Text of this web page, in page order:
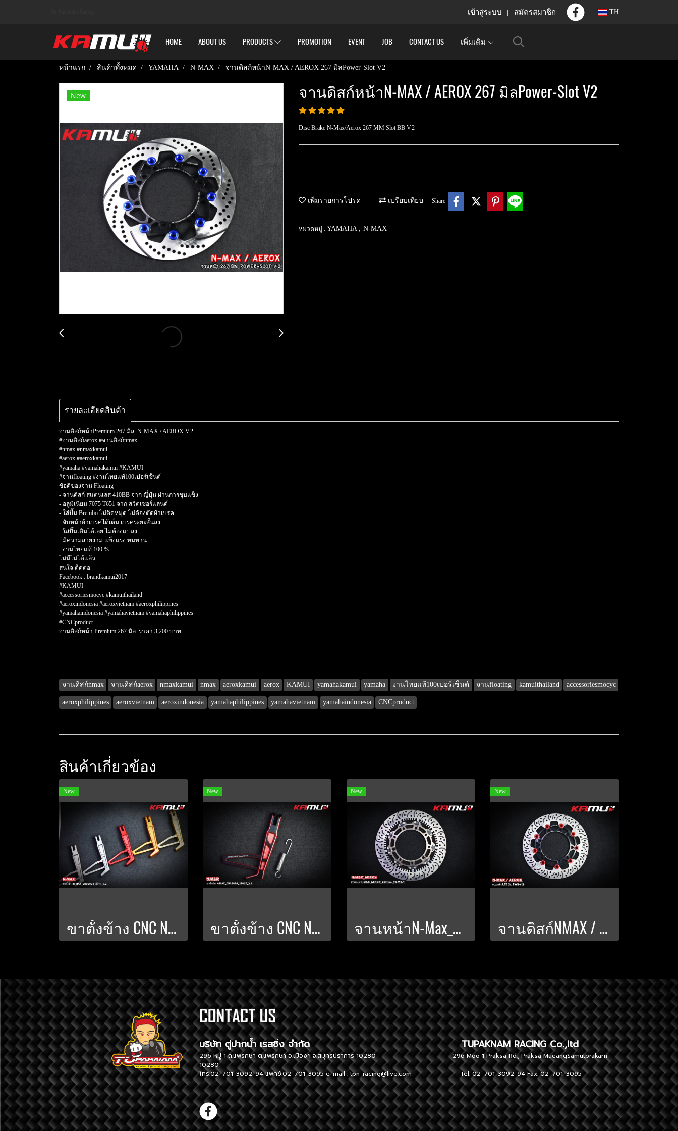
เข้าสู่ระบบ สมัครสมาชิก TH
HOME ABOUT US PRODUCTS PROMOTION EVENT JOB CONTACT US เพิ่มเติม
หน้าแรก สินค้าทั้งหมด YAMAHA N-MAX จานดิสก์หน้าN-MAX / AEROX 267 มิลPower-Slot V2
New จานดิสก์หน้าN-MAX / AEROX 267 มิลPower-Slot V2
Disc Brake N-Max/Aerox 267 MM Slot BB V.2
เพิ่มรายการโปรด เปรียบเทียบ Share
หมวดหมู่ : YAMAHA N-MAX
รายละเอียดสินค้า
จานดิสก์หน้าPremium 267 มิล. N-MAX / AEROX V.2
#จานดิสก์aerox #จานดิสก์nmax
#nmax #nmaxkamui
#aerox #aeroxkamui
#yamaha #yamahakamui #KAMUI
#จานfloating #งานไทยแท้100เปอร์เซ็นต์
ข้อดีของจาน Floating
- จานดิสก์ สแตนเลส 410BB จาก ญี่ปุ่น ผ่านการชุบแข็ง
- อลูมิเนียม 7075 T651 จาก สวิตเซอร์แลนด์
- ใส่ปั๊ม Brembo ไม่ติดหมุด ไม่ต้องตัดผ้าเบรค
- จับหน้าผ้าเบรคได้เต็ม เบรคระยะสั้นลง
- ใส่ปั๊มเดิมได้เลย ไม่ต้องแปลง
- มีความสวยงาม แข็งแรง ทนทาน
- งานไทยแท้ 100 %
ไม่มีไม่ได้แล้ว
สนใจ ติดต่อ
Facebook : brandkamui2017
#KAMUI
#accessoriesmocyc #kamuithailand
#aeroxindonesia #aeroxvietnam #aeroxphilippines
#yamahaindonesia #yamahavietnam #yamahaphilippines
#CNCproduct
จานดิสก์หน้า Premium 267 มิล. ราคา 3,200 บาท
จานดิสก์nmax จานดิสก์aerox nmaxkamui nmax aeroxkamui aerox KAMUI yamahakamui yamaha งานไทยแท้100เปอร์เซ็นต์ จานfloating kamuithailand accessoriesmocyc
aeroxphilippines aeroxvietnam aeroxindonesia yamahaphilippines yamahavietnam yamahaindonesia CNCproduct
สินค้าเกี่ยวข้อง
New
ขาตั้งข้าง CNC NMAX-2024 KAMUI V.2
New
ขาตั้งข้าง CNC NMAX-2024 KAMUI 2-Tone V.1
New
จานหน้าN-Max_AEROX ขนาด 267 มิล. TD-V.9.1
New
จานดิสก์NMAX / AEROX ขนาด 267 มิล PWS-V.9
บริษัท ตู่ปากน้ำ เรสซิ่ง จำกัด TUPAKNAM RACING Co.,ltd
296 หมู่ 1 ถ.แพรกษา ต.แพรกษา อ.เมืองฯ จ.สมุทรปราการ 10280 296 Moo 1 Praksa Rd., Praksa MueangSamutprakarn
10280
โทร.02-701-3092-94 แฟกซ์.02-701-3095 e-mail :tpn-racing@live.comTel. 02-701-3092-94 Fax. 02-701-3095